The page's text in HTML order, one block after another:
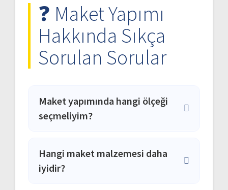
❓ Maket Yapımı
Hakkında Sıkça
Sorulan Sorular
Maket yapımında hangi ölçeği
seçmeliyim?
amacına bağlıdır: 1/50: bina detayları,
kat planları için (yüksek detay). 1/100:
Hangi maket malzemesi daha
iyidir?